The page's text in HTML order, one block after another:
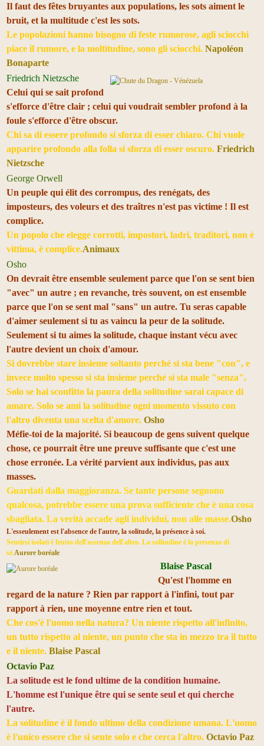
Il faut des fêtes bruyantes aux populations, les sots aiment le
bruit, et la multitude c'est les sots.
Le popolazioni hanno bisogno di feste rumorose, agli sciocchi
piace il rumore, e la moltitudine, sono gli sciocchi. Napoléon
Bonaparte
Friedrich Nietzsche
Celui qui se sait profond
s'efforce d'être clair ; celui qui voudrait sembler profond à la
foule s'efforce d'être obscur.
Chi sa di essere profondo si sforza di esser chiaro. Chi vuole
apparire profondo alla folla si sforza di esser oscuro. Friedrich
Nietzsche
George Orwell
Un peuple qui élit des corrompus, des renégats, des
imposteurs, des voleurs et des traîtres n'est pas victime ! Il est
complice.
Un popolo che elegge corrotti, impostori, ladri, traditori, non è
vittima, è complice.Animaux
Osho
On devrait être ensemble seulement parce que l'on se sent bien
"avec" un autre ; en revanche, très souvent, on est ensemble
parce que l'on se sent mal "sans" un autre. Tu seras capable
d'aimer seulement si tu as vaincu la peur de la solitude.
Seulement si tu aimes la solitude, chaque instant vécu avec
l'autre devient un choix d'amour.
Si dovrebbe stare insieme soltanto perché si sta bene "con", e
invece molto spesso si sta insieme perché si sta male "senza".
Solo se hai sconfitto la paura della solitudine sarai capace di
amare. Solo se ami la solitudine ogni momento vissuto con
l'altro diventa una scelta d'amore. Osho
Méfie-toi de la majorité. Si beaucoup de gens suivent quelque
chose, ce pourrait être une preuve suffisante que c'est une
chose erronée. La vérité parvient aux individus, pas aux
masses.
Guardati dalla maggioranza. Se tante persone seguono
qualcosa, potrebbe essere una prova sufficiente che è una cosa
sbagliata. La verità accade agli individui, non alle masse.Osho
L'esseulement est l'absence de l'autre, la solitude, la présence à soi.
Sentirsi isolati è frutto dell'assenza dell'altro. La solitudine è la presenza di
sé.Aurore boréale
Blaise Pascal
Qu'est l'homme en
regard de la nature ? Rien par rapport à l'infini, tout par
rapport à rien, une moyenne entre rien et tout.
Che cos'è l'uomo nella natura? Un niente rispetto all'infinito,
un tutto rispetto al niente, un punto che sta in mezzo tra il tutto
e il niente. Blaise Pascal
Octavio Paz
La solitude est le fond ultime de la condition humaine.
L'homme est l'unique être qui se sente seul et qui cherche
l'autre.
La solitudine è il fondo ultimo della condizione umana. L'uomo
è l'unico essere che si sente solo e che cerca l'altro. Octavio Paz